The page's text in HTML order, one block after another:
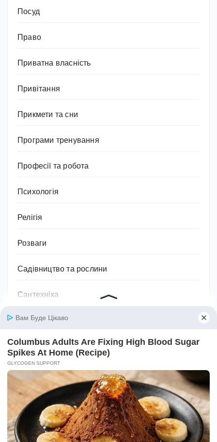
Посуд
Право
Приватна власність
Привітання
Прикмети та сни
Програми тренування
Професії та робота
Психологія
Релігія
Розваги
Садівництво та рослини
Сантехніка
Своїми руками
Секс
Серіали
Символіка та значення
Сім'я